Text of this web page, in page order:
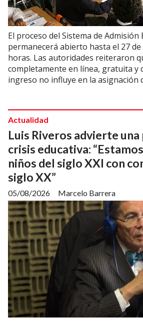
El proceso del Sistema de Admisión
permanecerá abierto hasta el 27 de
horas. Las autoridades reiteraron
completamente en línea, gratuita y
ingreso no influye en la asignación
Luis Riveros advierte
crisis educativa:
niños del siglo XXI con
siglo XX”
Marcelo Barrera
Actualidad
05/08/2026